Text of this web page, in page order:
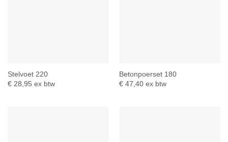
Stelvoet 220
€28,95 ex btw
Betonpoerset 180
€47,40 ex btw